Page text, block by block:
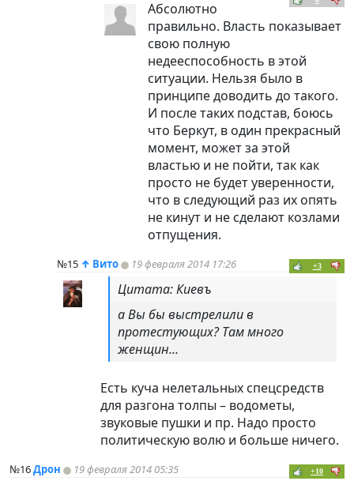
Абсолютно
правильно. Власть показывает
свою полную
недееспособность в этой
ситуации. Нельзя было в
принципе доводить до такого.
И после таких подстав, боюсь
что Беркут, в один прекрасный
момент, может за этой
властью и не пойти, так как
просто не будет уверенности,
что в следующий раз их опять
не кинут и не сделают козлами
отпущения.
№15 ↑ Вито 19 февраля 2014 17:26 +3
Цитата: Киевъ
а Вы бы выстрелили в
протестующих? Там много
женщин...
Есть куча нелетальных спецсредств
для разгона толпы – водометы,
звуковые пушки и пр. Надо просто
политическую волю и больше ничего.
№16Дрон 19 февраля 2014 05:35 +10